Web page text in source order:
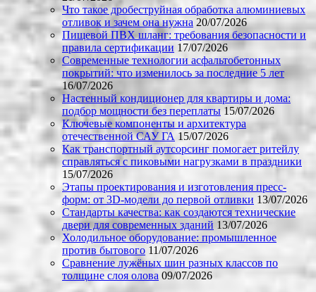
Что такое дробеструйная обработка алюминиевых
отливок и зачем она нужна 20/07/2026
Пищевой ПВХ шланг: требования безопасности и
правила сертификации 17/07/2026
Современные технологии асфальтобетонных
покрытий: что изменилось за последние 5 лет
16/07/2026
Настенный кондиционер для квартиры и дома:
подбор мощности без переплаты 15/07/2026
Ключевые компоненты и архитектура
отечественной САУ ГА 15/07/2026
Как транспортный аутсорсинг помогает ритейлу
справляться с пиковыми нагрузками в праздники
15/07/2026
Этапы проектирования и изготовления пресс-
форм: от 3D-модели до первой отливки 13/07/2026
Стандарты качества: как создаются технические
двери для современных зданий 13/07/2026
Холодильное оборудование: промышленное
против бытового 11/07/2026
Сравнение лужёных шин разных классов по
толщине слоя олова 09/07/2026